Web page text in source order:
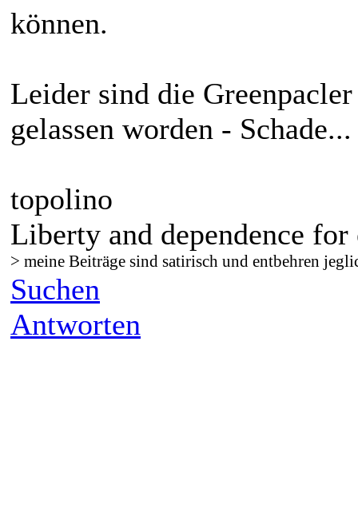
können.
Leider sind die
gelassen worden - Schade...
topolino
Liberty and dependence for
> meine Beiträge sind satirisch und entbehren
Suchen
Antworten